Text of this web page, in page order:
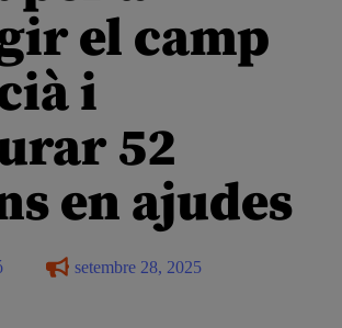
el camp
i
52
en ajudes
setembre 28, 2025